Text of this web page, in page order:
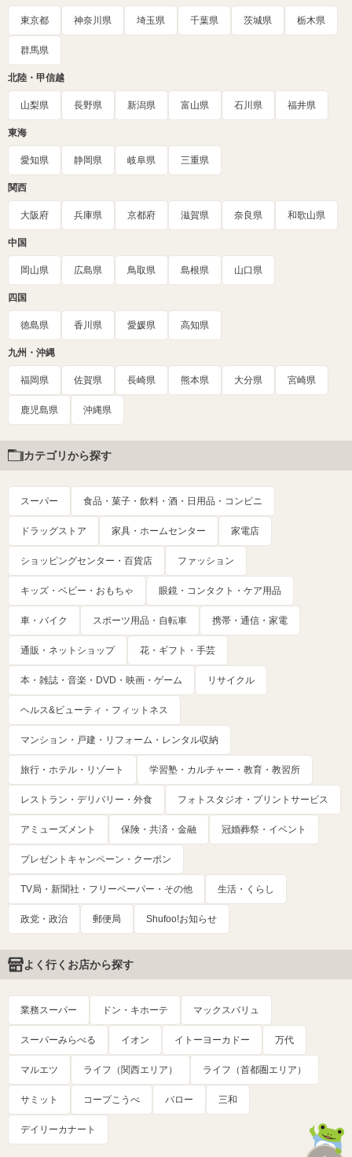
東京都 神奈川県 埼玉県 千葉県 茨城県 栃木県
群馬県
北陸・甲信越
山梨県 長野県 新潟県 富山県 石川県 福井県
東海
愛知県 静岡県 岐阜県 三重県
関西
大阪府 兵庫県 京都府 滋賀県 奈良県 和歌山県
中国
岡山県 広島県 鳥取県 島根県 山口県
四国
徳島県 香川県 愛媛県 高知県
九州・沖縄
福岡県 佐賀県 長崎県 熊本県 大分県 宮崎県
鹿児島県 沖縄県
カテゴリから探す
スーパー 食品・菓子・飲料・酒・日用品・コンビニ
ドラッグストア 家具・ホームセンター 家電店
ショッピングセンター・百貨店 ファッション
キッズ・ベビー・おもちゃ 眼鏡・コンタクト・ケア用品
車・バイク スポーツ用品・自転車 携帯・通信・家電
通販・ネットショップ 花・ギフト・手芸
本・雑誌・音楽・DVD・映画・ゲーム リサイクル
ヘルス&ビューティ・フィットネス
マンション・戸建・リフォーム・レンタル収納
旅行・ホテル・リゾート 学習塾・カルチャー・教育・教習所
レストラン・デリバリー・外食 フォトスタジオ・プリントサービス
アミューズメント 保険・共済・金融 冠婚葬祭・イベント
プレゼントキャンペーン・クーポン
TV局・新聞社・フリーペーパー・その他 生活・くらし
政党・政治 郵便局 Shufoo!お知らせ
よく行くお店から探す
業務スーパー ドン・キホーテ マックスバリュ
スーパーみらべる イオン イトーヨーカドー 万代
マルエツ ライフ（関西エリア） ライフ（首都圏エリア）
サミット コープこうべ バロー 三和
デイリーカナート